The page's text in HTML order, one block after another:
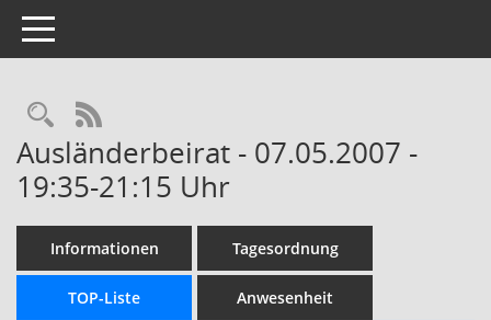
Toggle navigation
Rechercheauswahl
RSS-Feed
Ausländerbeirat - 07.05.2007 -
19:35-21:15 Uhr
Informationen Tagesordnung
TOP-Liste Anwesenheit